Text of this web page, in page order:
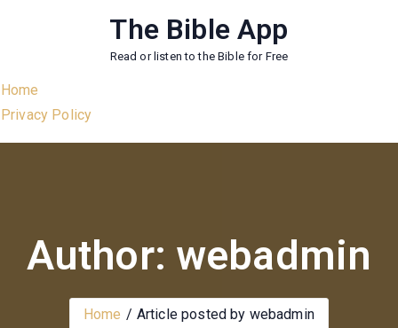
The Bible App
Read or listen to the Bible for Free
Home
Privacy Policy
Author: webadmin
Home Article posted by webadmin